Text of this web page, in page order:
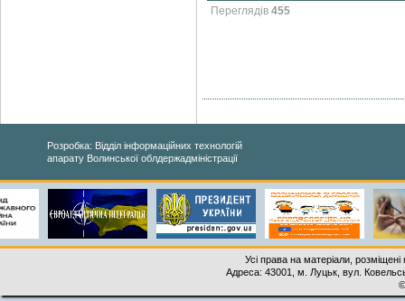
Переглядів 455
Розробка: Відділ інформаційних технологій
апарату Волинської облдержадміністрації
Усі права на матеріали,
Адреса: 43001, м. Луцьк, вул.